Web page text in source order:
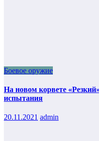
Боевое оружие
На новом корвете
испытания
20.11.2021 admin